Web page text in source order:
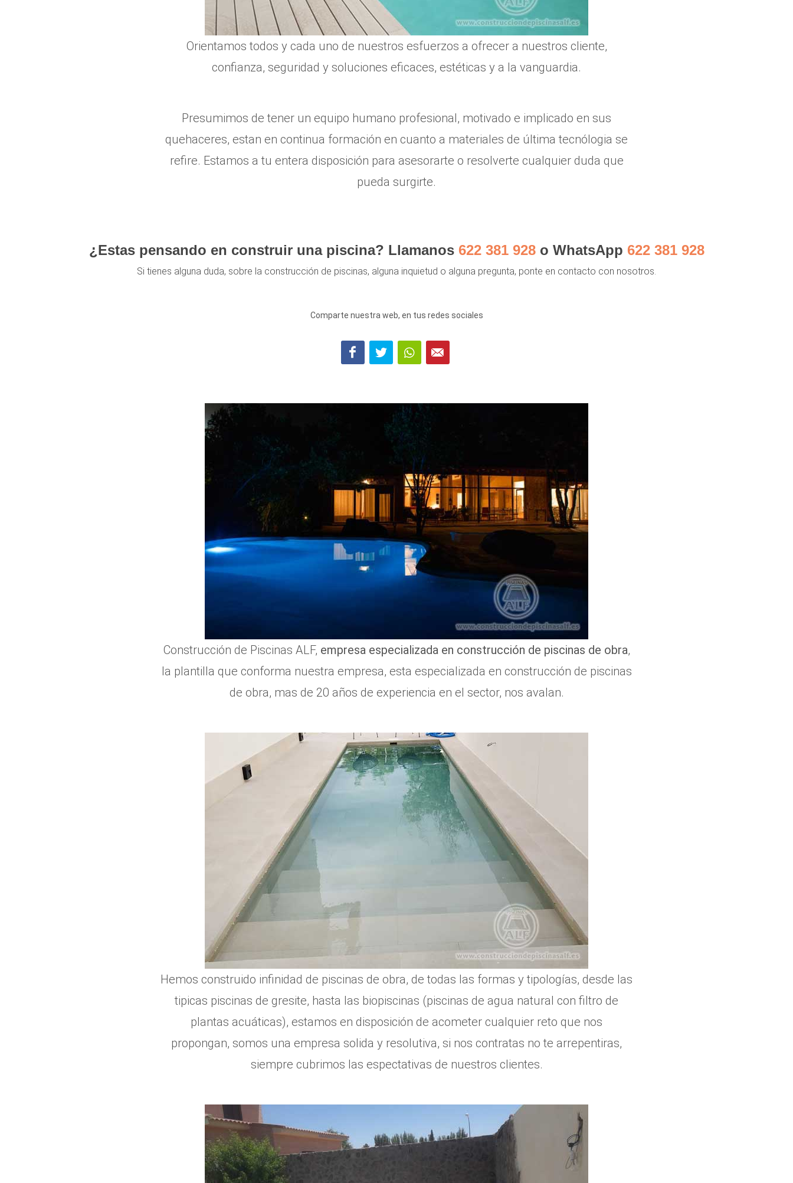
Orientamos todos y cada uno de nuestros esfuerzos a ofrecer a nuestros cliente,
confianza, seguridad y soluciones eficaces, estéticas y a la vanguardia.
Presumimos de tener un equipo humano profesional, motivado e implicado en sus
quehaceres, estan en continua formación en cuanto a materiales de última tecnólogia se
refire. Estamos a tu entera disposición para asesorarte o resolverte cualquier duda que
pueda surgirte.
¿Estas pensando en construir una piscina? Llamanos 622 381 928o WhatsApp 622 381 928
Si tienes alguna duda, sobre la construcción de piscinas, alguna inquietud o alguna pregunta, ponte en contacto con nosotros.
Comparte nuestra web, en tus redes sociales
Construcción de Piscinas ALF, empresa especializada en construcción de piscinas de obra,
la plantilla que conforma nuestra empresa, esta especializada en construcción de piscinas
de obra, mas de 20 años de experiencia en el sector, nos avalan.
Hemos construido infinidad de piscinas de obra, de todas las formas y tipologías, desde las
tipicas piscinas de gresite, hasta las biopiscinas (piscinas de agua natural con filtro de
plantas acuáticas), estamos en disposición de acometer cualquier reto que nos
propongan, somos una empresa solida y resolutiva, si nos contratas no te arrepentiras,
siempre cubrimos las espectativas de nuestros clientes.